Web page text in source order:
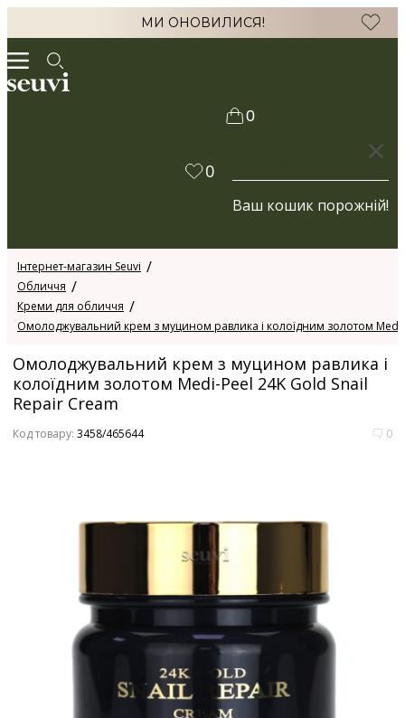
МИ ОНОВИЛИСЯ!
0
0
Ваш кошик порожній!
Інтернет-магазин Seuvi
Обличчя
Креми для обличчя
Омолоджувальний крем з муцином равлика і колоїдним золотом Medi-
Омолоджувальний крем з муцином равлика і
колоїдним золотом Medi-Peel 24K Gold Snail
Repair Cream
Код товару: 3458/465644 0